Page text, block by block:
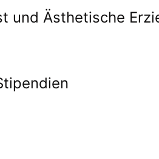
und Ästhetische